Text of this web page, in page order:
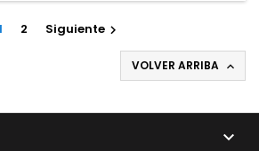
2 Siguiente 
VOLVER ARRIBA 
